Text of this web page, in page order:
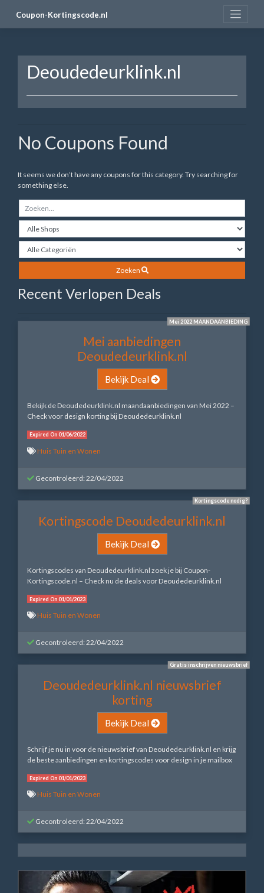
Coupon-Kortingscode.nl
Deoudedeurklink.nl
No Coupons Found
It seems we don’t have any coupons for this category. Try searching for
something else.
Zoeken
Recent Verlopen Deals
Mei 2022 MAANDAANBIEDING
Mei aanbiedingen
Deoudedeurklink.nl
Bekijk Deal
Bekijk de Deoudedeurklink.nl maandaanbiedingen van Mei 2022 –
Check voor design korting bij Deoudedeurklink.nl
Expired On 01/06/2022
Huis Tuin en Wonen
Gecontroleerd: 22/04/2022
Kortingscode nodig?
Kortingscode Deoudedeurklink.nl
Bekijk Deal
Kortingscodes van Deoudedeurklink.nl zoek je bij Coupon-
Kortingscode.nl – Check nu de deals voor Deoudedeurklink.nl
Expired On 01/01/2023
Huis Tuin en Wonen
Gecontroleerd: 22/04/2022
Gratis inschrijven nieuwsbrief
Deoudedeurklink.nl nieuwsbrief
korting
Bekijk Deal
Schrijf je nu in voor de nieuwsbrief van Deoudedeurklink.nl en krijg
de beste aanbiedingen en kortingscodes voor design in je mailbox
Expired On 01/01/2023
Huis Tuin en Wonen
Gecontroleerd: 22/04/2022